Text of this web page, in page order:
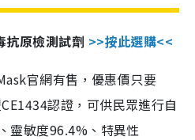
抗原檢測試劑 >>按此選購<<
官網有售，優惠價只要
認證，可供民眾進行自
靈敏度96.4%、特異性